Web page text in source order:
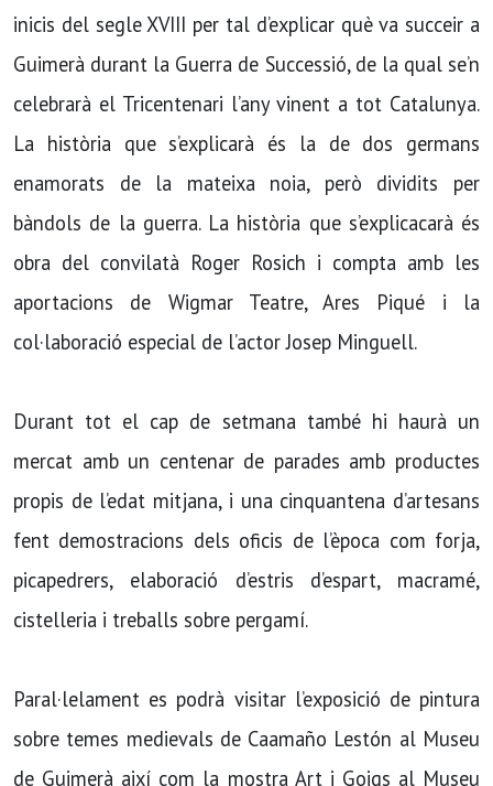
inicis del segle XVIII per tal d’explicar què va succeir a
Guimerà durant la Guerra de Successió, de la qual se’n
celebrarà el Tricentenari l’any vinent a tot Catalunya.
La història que s’explicarà és la de dos germans
enamorats de la mateixa noia, però dividits per
bàndols de la guerra. La història que s’explicacarà és
obra del convilatà Roger Rosich i compta amb les
aportacions de Wigmar Teatre, Ares Piqué i la
col·laboració especial de l’actor Josep Minguell.
Durant tot el cap de setmana també hi haurà un
mercat amb un centenar de parades amb productes
propis de l’edat mitjana, i una cinquantena d’artesans
fent demostracions dels oficis de l’època com forja,
picapedrers, elaboració d’estris d’espart, macramé,
cistelleria i treballs sobre pergamí.
Paral·lelament es podrà visitar l’exposició de pintura
sobre temes medievals de Caamaño Lestón al Museu
de Guimerà així com la mostra Art i Goigs al Museu